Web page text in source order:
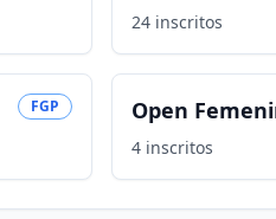
24inscritos
FGP Open
4inscritos